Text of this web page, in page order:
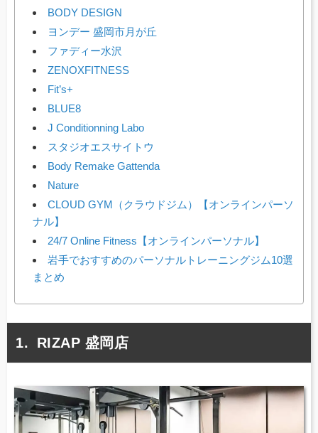
BODY DESIGN
ヨンデー 盛岡市月が丘
ファディー水沢
ZENOXFITNESS
Fit’s+
BLUE8
J Conditionning Labo
スタジオエスサイトウ
Body Remake Gattenda
Nature
CLOUD GYM（クラウドジム）【オンラインパーソ
ナル】
24/7 Online Fitness【オンラインパーソナル】
岩手でおすすめのパーソナルトレーニングジム10選
まとめ
RIZAP 盛岡店